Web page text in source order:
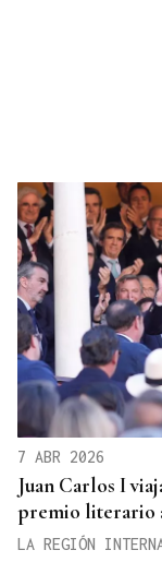
7 ABR 2026
Juan Carlos I
premio literario
LA REGIÓN